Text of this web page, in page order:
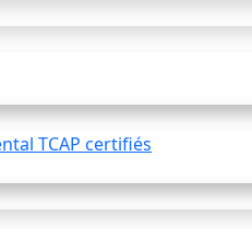
TCAP certifiés